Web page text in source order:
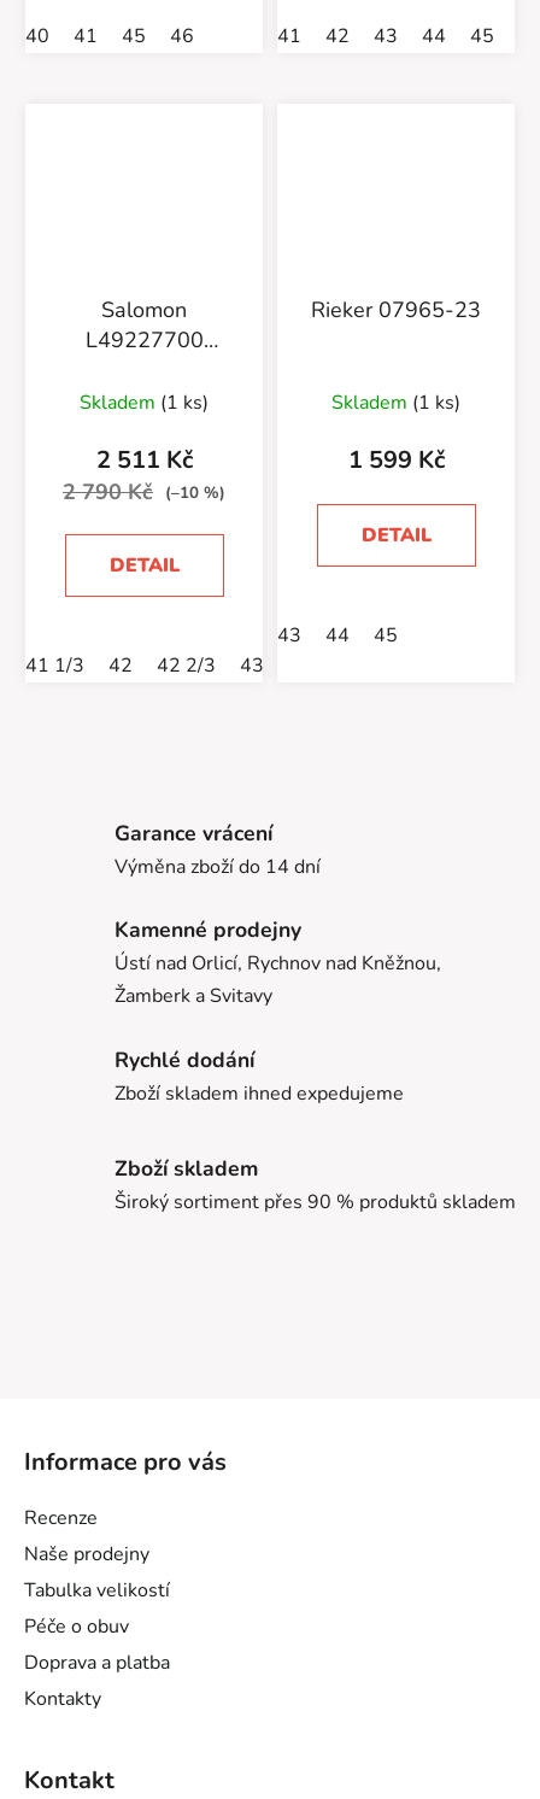
40 41 45 46 41 42 43 44 45
Salomon
L49227700
Skladem (1 ks)
2 511 Kč
2 790 Kč (–10 %)
DETAIL
41 1/3 42 42 2/3 43 1/3
Rieker 07965-23
Skladem (1 ks)
1 599 Kč
DETAIL
43 44 45
Garance vrácení
Výměna zboží do 14 dní
Kamenné prodejny
Ústí nad Orlicí, Rychnov nad Kněžnou,
Žamberk a Svitavy
Rychlé dodání
Zboží skladem ihned expedujeme
Zboží skladem
Široký sortiment přes 90 % produktů skladem
Informace pro vás
Recenze
Naše prodejny
Tabulka velikostí
Péče o obuv
Doprava a platba
Kontakty
Kontakt